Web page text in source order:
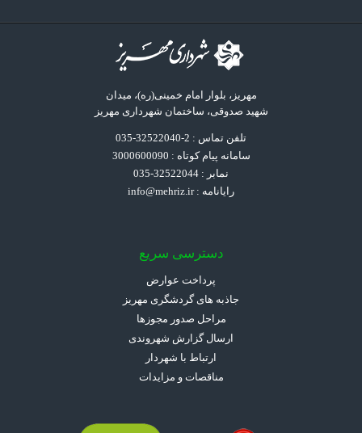
مهریز، بلوار امام خمینی(ره)، میدان
شهید صدوقی، ساختمان شهرداری مهریز
تلفن تماس : 2-32522040-035
سامانه پیام کوتاه : 3000600090
نمابر : 32522044-035
رایانامه :info@mehriz.ir
دسترسی سریع
پرداخت عوارض
جاذبه های گردشگری مهریز
مراحل صدور مجوزها
ارسال گزارش شهروندی
ارتباط با شهردار
مناقصات و مزایدات